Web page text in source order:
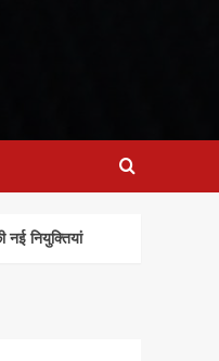
नियुक्तियां